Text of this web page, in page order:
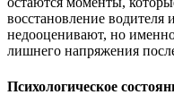
восстановление
недооценивают, но
лишнего напряжения
Психологическое